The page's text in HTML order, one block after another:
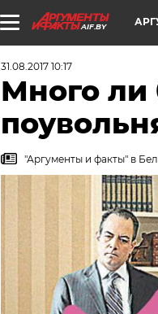
AIF.BY
31.08.2017 10:17
Много ли
"Аргументы и факты" в